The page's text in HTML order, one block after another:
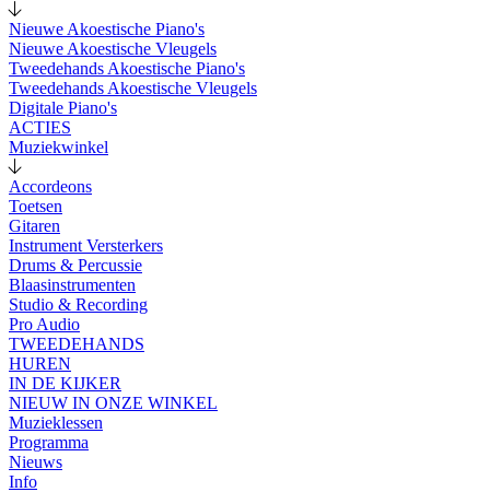
Nieuwe Akoestische Piano's
Nieuwe Akoestische Vleugels
Tweedehands Akoestische Piano's
Tweedehands Akoestische Vleugels
Digitale Piano's
ACTIES
Muziekwinkel
Accordeons
Toetsen
Gitaren
Instrument Versterkers
Drums & Percussie
Blaasinstrumenten
Studio & Recording
Pro Audio
TWEEDEHANDS
HUREN
IN DE KIJKER
NIEUW IN ONZE WINKEL
Muzieklessen
Programma
Nieuws
Info